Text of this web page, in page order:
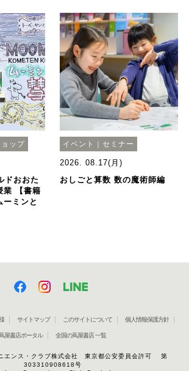
ップ
ドおおた
【書籍
ーミンと
イベント｜セミナー
2026. 08.17(月)
おしごと算数 数の魔術師編
サイトマップ このサイトについて 個人情報保護方針
屋書店ポータル 全国の蔦屋書店 一覧
エンス・クラブ株式会社 東京都公安委員会許可 第
303310908618号